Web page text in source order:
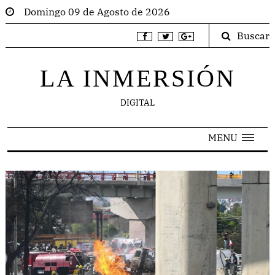
Domingo 09 de Agosto de 2026
Buscar
LA INMERSIÓN
DIGITAL
MENU